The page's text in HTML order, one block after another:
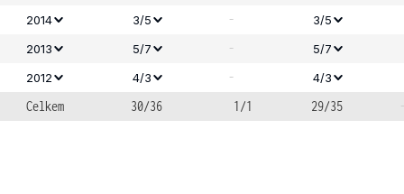
2014
3/5 -
3/5
2013
5/7 -
5/7
2012
4/3 - 4/3
Celkem 30/36 1/1 29/35